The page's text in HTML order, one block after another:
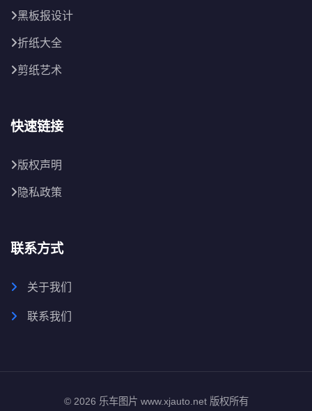
黑板报设计
折纸大全
剪纸艺术
快速链接
版权声明
隐私政策
联系方式
关于我们
联系我们
© 2026 乐车图片 www.xjauto.net 版权所有